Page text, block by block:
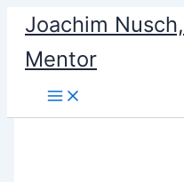
content
Joachim
Mentor